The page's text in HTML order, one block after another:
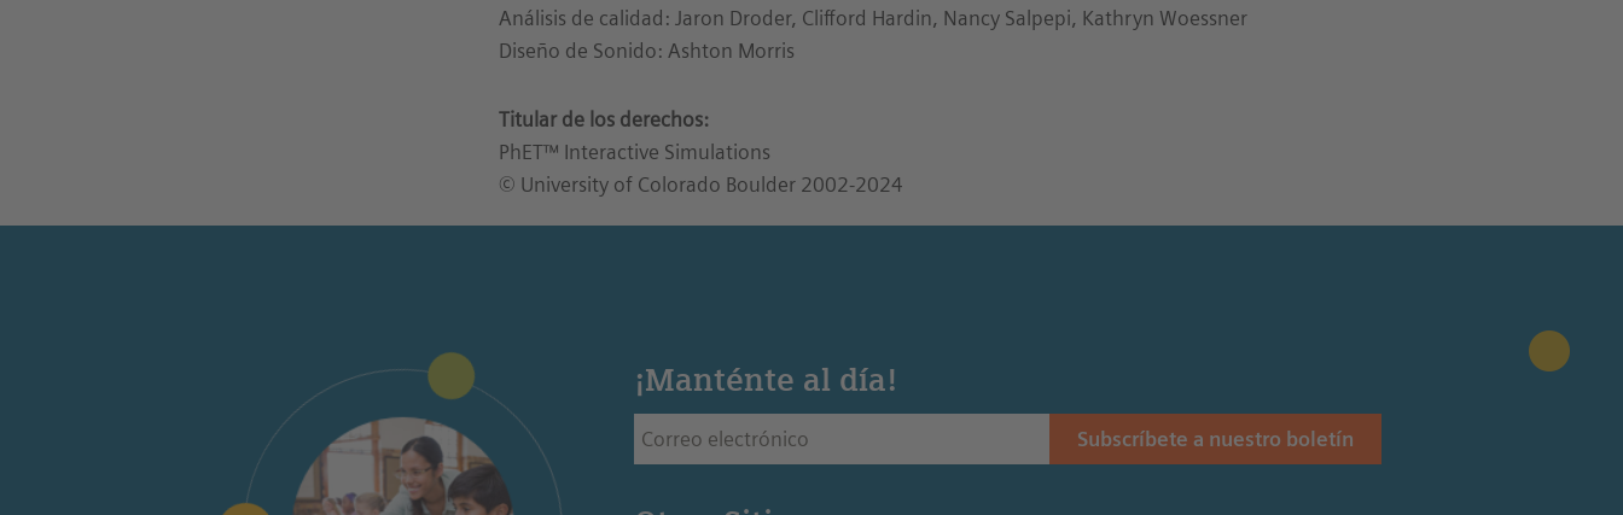
Análisis de calidad: Jaron Droder, Clifford Hardin, Nancy Salpepi, Kathryn Woessner
Diseño de Sonido: Ashton Morris
Titular de los derechos:
PhET™ Interactive Simulations
© University of Colorado Boulder 2002-2024
¡Manténte al día!
Subscríbete a nuestro boletín